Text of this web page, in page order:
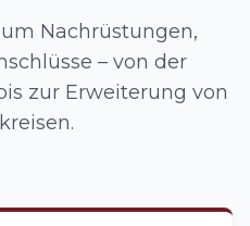
Nachrüstungen,
– von der
zur Erweiterung von